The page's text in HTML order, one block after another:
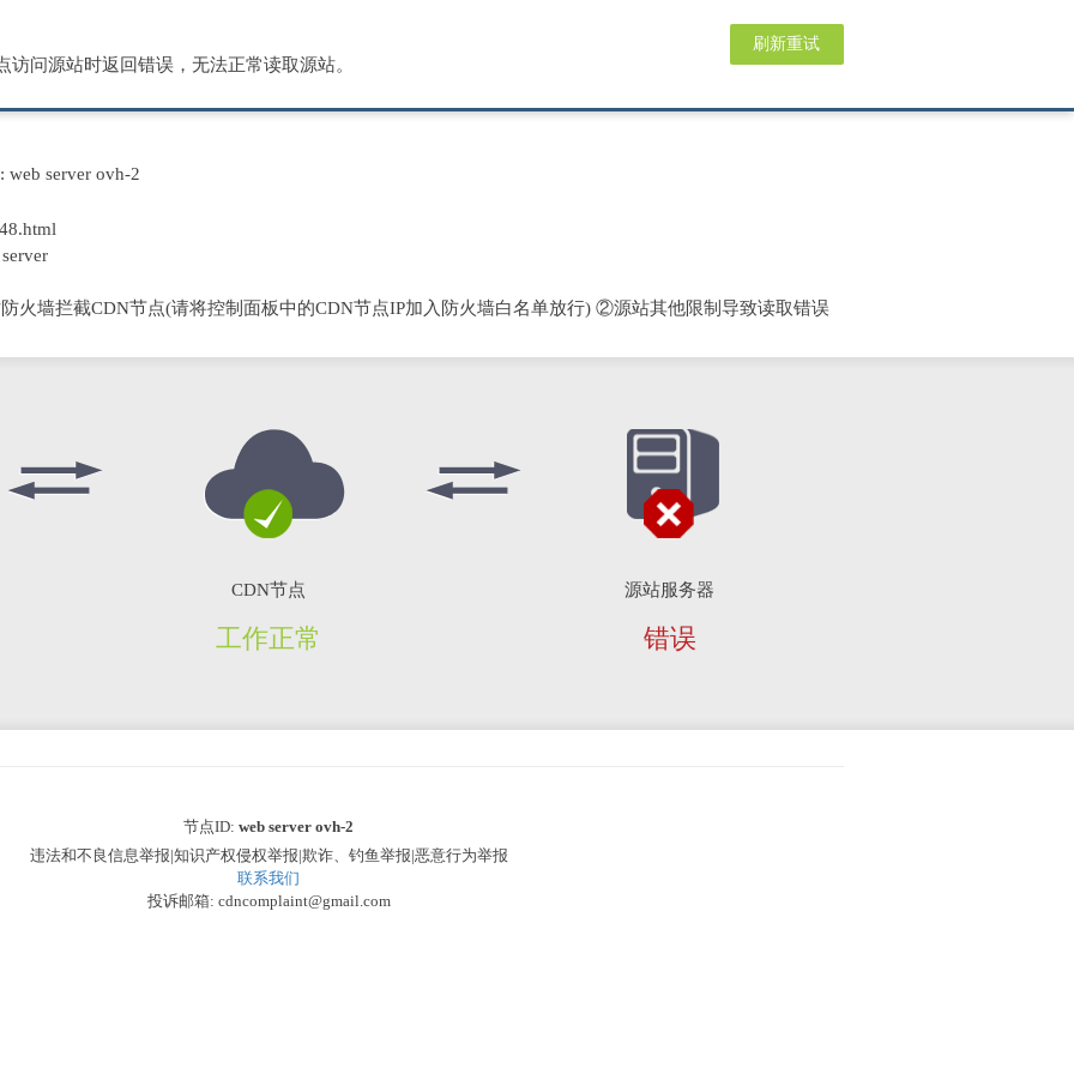
刷新重试
访问源站时返回错误，无法正常读取源站。
web server ovh-2
火墙拦截CDN节点(请将控制面板中的CDN节点IP加入防火墙白名单放行) ②源站其他限制导致读取错误
CDN节点
工作正常
源站服务器
错误
节点ID: web server ovh-2
违法和不良信息举报|知识产权侵权举报|欺诈、钓鱼举报|恶意行为举报
联系我们
投诉邮箱: cdncomplaint@gmail.com